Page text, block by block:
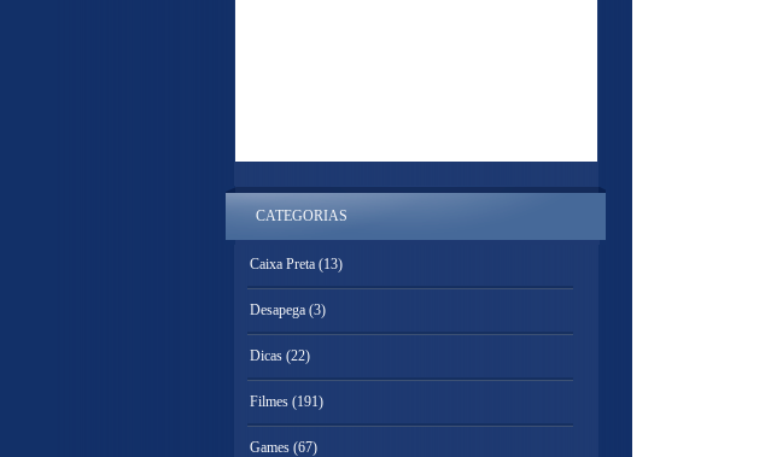
CATEGORIAS
Caixa Preta (13)
Desapega (3)
Dicas (22)
Filmes (191)
Games (67)